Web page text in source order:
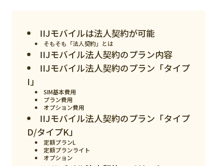
ニュース
デジタルサイネージ
Wi-Fi
SaaS
IIJモバイルは法人契約が可能
そもそも「法人契約」とは
IIJモバイル法人契約のプラン内容
IIJモバイル法人契約のプラン「タイプ
I」
SIM基本費用
プラン費用
オプション費用
IIJモバイル法人契約のプラン「タイプ
D/タイプK」
定額プランL
定額プランライト
オプション